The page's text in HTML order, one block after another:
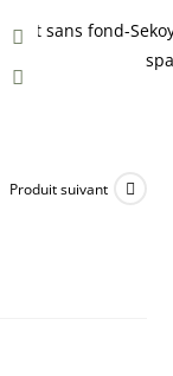
Produit suivant